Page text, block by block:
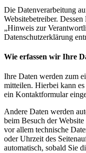
Die Datenverarbeitung
Websitebetreiber.
„Hinweis zur
Datenschutzerklärung
Wie erfassen wir Ihre
Ihre Daten werden zum
mitteilen. Hierbei kann
ein Kontaktformular
Andere Daten werden
beim Besuch der
vor allem technische
oder Uhrzeit des
automatisch, sobald Sie